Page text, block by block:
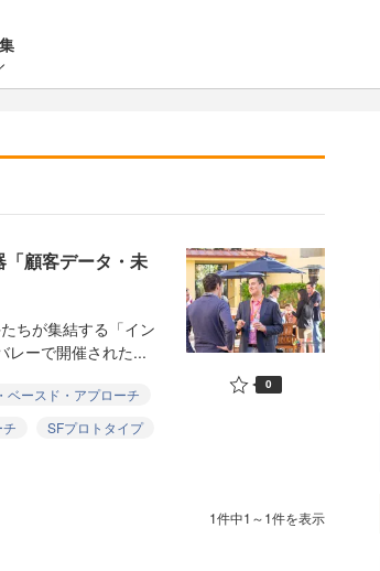
顧客データ・未
ちが集結する「イン
レーで開催された...
ベースド・アプローチ
SFプロトタイプ
0
1件中1～1件を表示